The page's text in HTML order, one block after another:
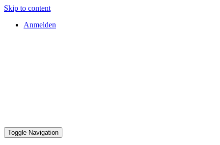
Skip to content
Anmelden
Toggle Navigation